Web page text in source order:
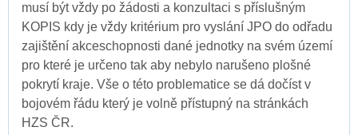
musí být vždy po žádosti a konzultaci s příslušným
KOPIS kdy je vždy kritérium pro vyslání JPO do odřadu
zajištění akceschopnosti dané jednotky na svém území
pro které je určeno tak aby nebylo narušeno plošné
pokrytí kraje. Vše o této problematice se dá dočíst v
bojovém řádu který je volně přístupný na stránkách
HZS ČR.